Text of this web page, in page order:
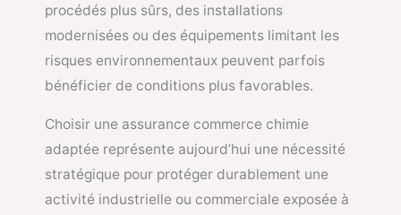
procédés plus sûrs, des installations
modernisées ou des équipements limitant les
risques environnementaux peuvent parfois
bénéficier de conditions plus favorables.
Choisir une assurance commerce chimie
adaptée représente aujourd’hui une nécessité
stratégique pour protéger durablement une
activité industrielle ou commerciale exposée à